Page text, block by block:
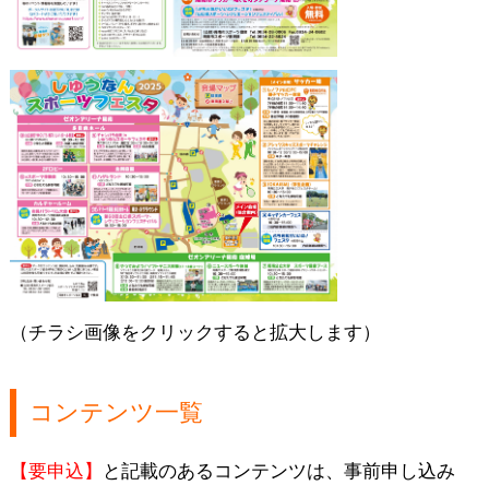
（チラシ画像をクリックすると拡大します）
コンテンツ一覧
【要申込】
と記載のあるコンテンツは、事前申し込み